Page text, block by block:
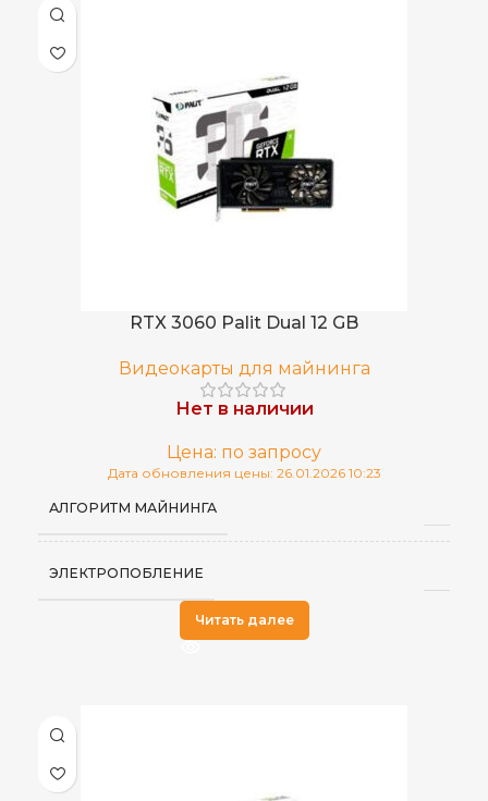
RTX 3060 Palit Dual 12 GB
Видеокарты для майнинга
Нет в наличии
Цена: по запросу
Дата обновления цены: 26.01.2026 10:23
АЛГОРИТМ МАЙНИНГА
ЭЛЕКТРОПОБЛЕНИЕ
Читать далее